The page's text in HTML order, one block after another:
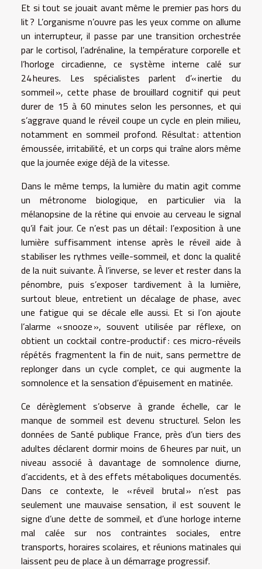
Et si tout se jouait avant même le premier pas hors du
lit ? L’organisme n’ouvre pas les yeux comme on allume
un interrupteur, il passe par une transition orchestrée
par le cortisol, l’adrénaline, la température corporelle et
l’horloge circadienne, ce système interne calé sur
24 heures. Les spécialistes parlent d’« inertie du
sommeil », cette phase de brouillard cognitif qui peut
durer de 15 à 60 minutes selon les personnes, et qui
s’aggrave quand le réveil coupe un cycle en plein milieu,
notamment en sommeil profond. Résultat : attention
émoussée, irritabilité, et un corps qui traîne alors même
que la journée exige déjà de la vitesse.
Dans le même temps, la lumière du matin agit comme
un métronome biologique, en particulier via la
mélanopsine de la rétine qui envoie au cerveau le signal
qu’il fait jour. Ce n’est pas un détail : l’exposition à une
lumière suffisamment intense après le réveil aide à
stabiliser les rythmes veille-sommeil, et donc la qualité
de la nuit suivante. À l’inverse, se lever et rester dans la
pénombre, puis s’exposer tardivement à la lumière,
surtout bleue, entretient un décalage de phase, avec
une fatigue qui se décale elle aussi. Et si l’on ajoute
l’alarme « snooze », souvent utilisée par réflexe, on
obtient un cocktail contre-productif : ces micro-réveils
répétés fragmentent la fin de nuit, sans permettre de
replonger dans un cycle complet, ce qui augmente la
somnolence et la sensation d’épuisement en matinée.
Ce dérèglement s’observe à grande échelle, car le
manque de sommeil est devenu structurel. Selon les
données de Santé publique France, près d’un tiers des
adultes déclarent dormir moins de 6 heures par nuit, un
niveau associé à davantage de somnolence diurne,
d’accidents, et à des effets métaboliques documentés.
Dans ce contexte, le « réveil brutal » n’est pas
seulement une mauvaise sensation, il est souvent le
signe d’une dette de sommeil, et d’une horloge interne
mal calée sur nos contraintes sociales, entre
transports, horaires scolaires, et réunions matinales qui
laissent peu de place à un démarrage progressif.